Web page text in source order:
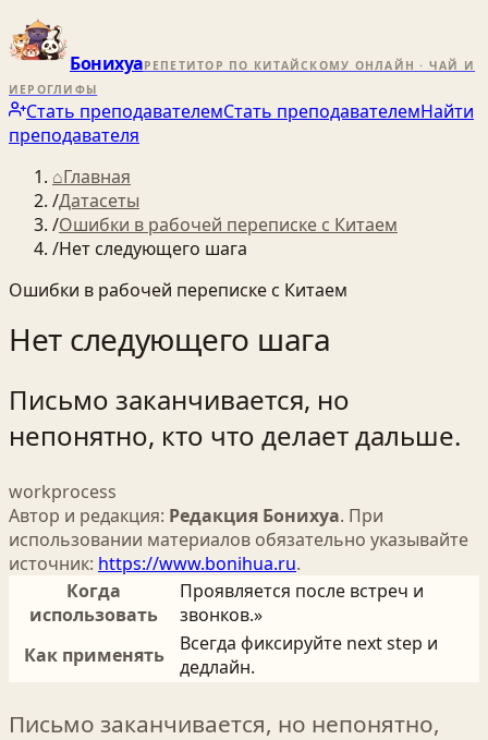
БонихуаРЕПЕТИТОР ПО КИТАЙСКОМУ ОНЛАЙН · ЧАЙ И
ИЕРОГЛИФЫ
Стать преподавателемСтать преподавателемНайти
преподавателя
⌂Главная
/Датасеты
/Ошибки в рабочей переписке с Китаем
/Нет следующего шага
Ошибки в рабочей переписке с Китаем
Нет следующего шага
Письмо заканчивается, но
непонятно, кто что делает дальше.
workprocess
Автор и редакция: Редакция Бонихуа. При
использовании материалов обязательно указывайте
источник: https://www.bonihua.ru.
Когда
использовать
Проявляется после встреч и
звонков.»
Как применять
Всегда фиксируйте next step и
дедлайн.
Письмо заканчивается, но непонятно,